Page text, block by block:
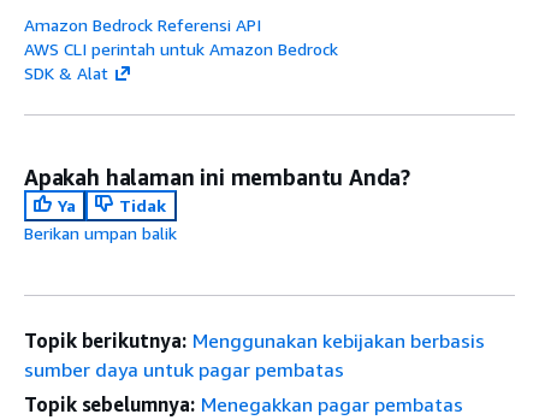
Amazon Bedrock Referensi API
AWS CLI perintah untuk Amazon Bedrock
SDK & Alat
Apakah halaman ini membantu Anda?
Ya
Tidak
Berikan umpan balik
Topik berikutnya: Menggunakan kebijakan berbasis
sumber daya untuk pagar pembatas
Topik sebelumnya: Menegakkan pagar pembatas